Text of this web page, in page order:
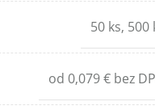
50 ks, 500
od 0,079 € bez